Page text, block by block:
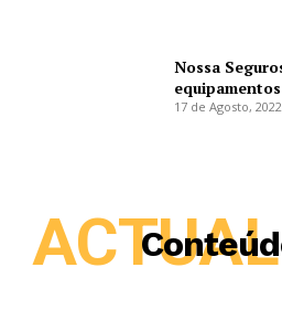
Nossa
17 de Agosto, 2022